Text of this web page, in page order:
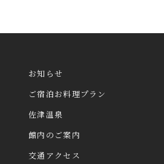
お知らせ
ご宿泊お料理プラン
佐津温泉
館内のご案内
交通アクセス